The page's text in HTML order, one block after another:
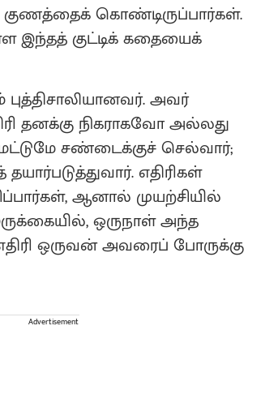
குணத்தைக் கொண்டிருப்பார்கள்.
இந்தத் குட்டிக் கதையைக்
புத்திசாலியானவர். அவர்
தனக்கு நிகராகவோ அல்லது
சண்டைக்குச் செல்வார்;
எதிரிகள்
ஆனால் முயற்சியில்
ஒருநாள் அந்த
ஒருவன் அவரைப் போருக்கு
Advertisement